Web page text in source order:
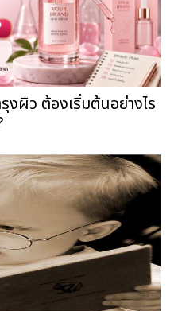
งผิว ต้องเริ่มต้นอย่างไร